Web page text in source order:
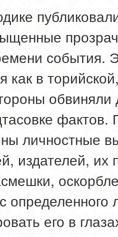
события.
как в
обвиняли
личностные
издателей,
его в